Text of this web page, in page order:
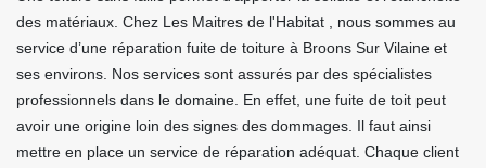
des matériaux. Chez Les Maitres de l'Habitat , nous sommes au
service d’une réparation fuite de toiture à Broons Sur Vilaine et
ses environs. Nos services sont assurés par des spécialistes
professionnels dans le domaine. En effet, une fuite de toit peut
avoir une origine loin des signes des dommages. Il faut ainsi
mettre en place un service de réparation adéquat. Chaque client